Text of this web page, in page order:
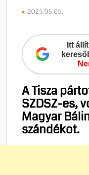
2025.05.05.
Itt
A Tisza
SZDSZ-es,
Magyar
szándékot.